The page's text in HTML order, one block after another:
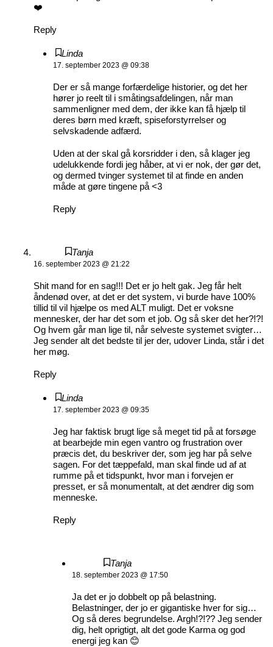
❤️
Reply
Linda
17. september 2023 @ 09:38
Der er så mange forfærdelige historier, og det her
hører jo reelt til i småtingsafdelingen, når man
sammenligner med dem, der ikke kan få hjælp til
deres børn med kræft, spiseforstyrrelser og
selvskadende adfærd.
Uden at der skal gå korsridder i den, så klager jeg
udelukkende fordi jeg håber, at vi er nok, der gør det,
og dermed tvinger systemet til at finde en anden
måde at gøre tingene på <3
Reply
Tanja
16. september 2023 @ 21:22
Shit mand for en sag!!! Det er jo helt gak. Jeg får helt
åndenød over, at det er det system, vi burde have 100%
tillid til vil hjælpe os med ALT muligt. Det er voksne
mennesker, der har det som et job. Og så sker det her?!?!
Og hvem går man lige til, når selveste systemet svigter…
Jeg sender alt det bedste til jer der, udover Linda, står i det
her møg.
Reply
Linda
17. september 2023 @ 09:35
Jeg har faktisk brugt lige så meget tid på at forsøge
at bearbejde min egen vantro og frustration over
præcis det, du beskriver der, som jeg har på selve
sagen. For det tæppefald, man skal finde ud af at
rumme på et tidspunkt, hvor man i forvejen er
presset, er så monumentalt, at det ændrer dig som
menneske.
Reply
Tanja
18. september 2023 @ 17:50
Ja det er jo dobbelt op på belastning.
Belastninger, der jo er gigantiske hver for sig…
Og så deres begrundelse. Argh!?!?? Jeg sender
dig, helt oprigtigt, alt det gode Karma og god
energi jeg kan 😊